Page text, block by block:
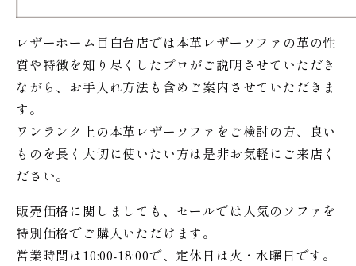
レザーホーム目白台店では本革レザーソファの革の性
質や特徴を知り尽くしたプロがご説明させていただき
ながら、お手入れ方法も含めご案内させていただきま
す。
ワンランク上の本革レザーソファをご検討の方、良い
ものを長く大切に使いたい方は是非お気軽にご来店く
ださい。
販売価格に関しましても、セールでは人気のソファを
特別価格でご購入いただけます。
営業時間は10:00-18:00で、定休日は火・水曜日です。